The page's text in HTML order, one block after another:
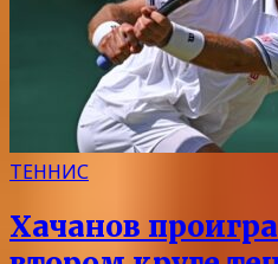
ТЕННИС
Хачанов